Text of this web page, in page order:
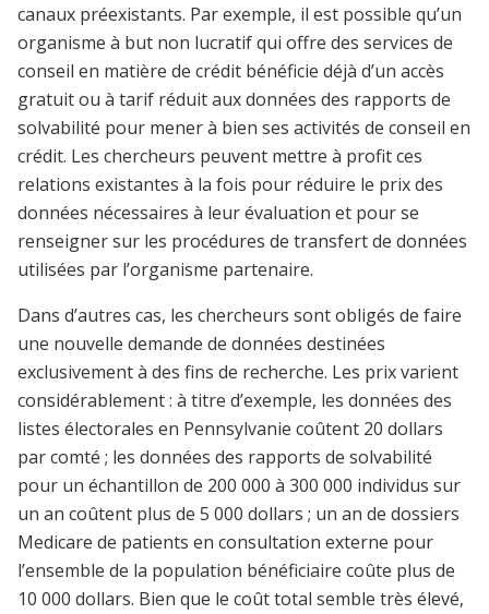
canaux préexistants. Par exemple, il est possible qu’un
organisme à but non lucratif qui offre des services de
conseil en matière de crédit bénéficie déjà d’un accès
gratuit ou à tarif réduit aux données des rapports de
solvabilité pour mener à bien ses activités de conseil en
crédit. Les chercheurs peuvent mettre à profit ces
relations existantes à la fois pour réduire le prix des
données nécessaires à leur évaluation et pour se
renseigner sur les procédures de transfert de données
utilisées par l’organisme partenaire.
Dans d’autres cas, les chercheurs sont obligés de faire
une nouvelle demande de données destinées
exclusivement à des fins de recherche. Les prix varient
considérablement : à titre d’exemple, les données des
listes électorales en Pennsylvanie coûtent 20 dollars
par comté ; les données des rapports de solvabilité
pour un échantillon de 200 000 à 300 000 individus sur
un an coûtent plus de 5 000 dollars ; un an de dossiers
Medicare de patients en consultation externe pour
l’ensemble de la population bénéficiaire coûte plus de
10 000 dollars. Bien que le coût total semble très élevé,